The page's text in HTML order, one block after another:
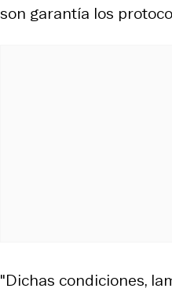
son garantía los
"Dichas condiciones,